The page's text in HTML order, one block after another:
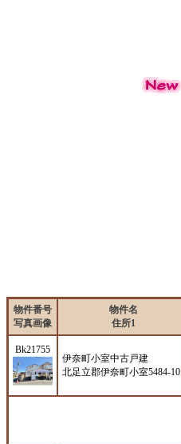
物件番号
写真画像
物件名
住所1
Bk21755
伊奈町小室中古戸建
北足立郡伊奈町小室5484-10